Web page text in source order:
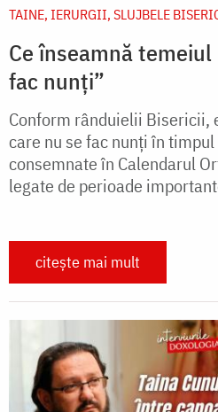
TAINE, IERURGII, SLUJBELE
Ce înseamnă
fac nunți”
Conform rânduielii Bisericii,
care nu se fac nunți în
consemnate în Calendarul
legate de perioade
citește mai mult